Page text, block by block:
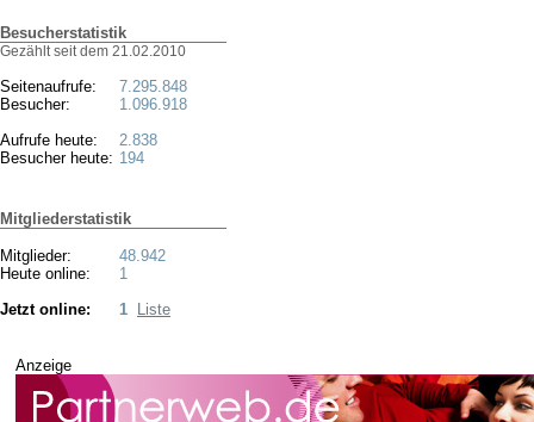
Besucherstatistik
Gezählt seit dem 21.02.2010
Seitenaufrufe:
Besucher:
Aufrufe heute:
Besucher heute:
7.295.848
1.096.918
2.838
194
Mitgliederstatistik
Mitglieder:
Heute online:
48.942
1
Jetzt online:
1 Liste
Anzeige